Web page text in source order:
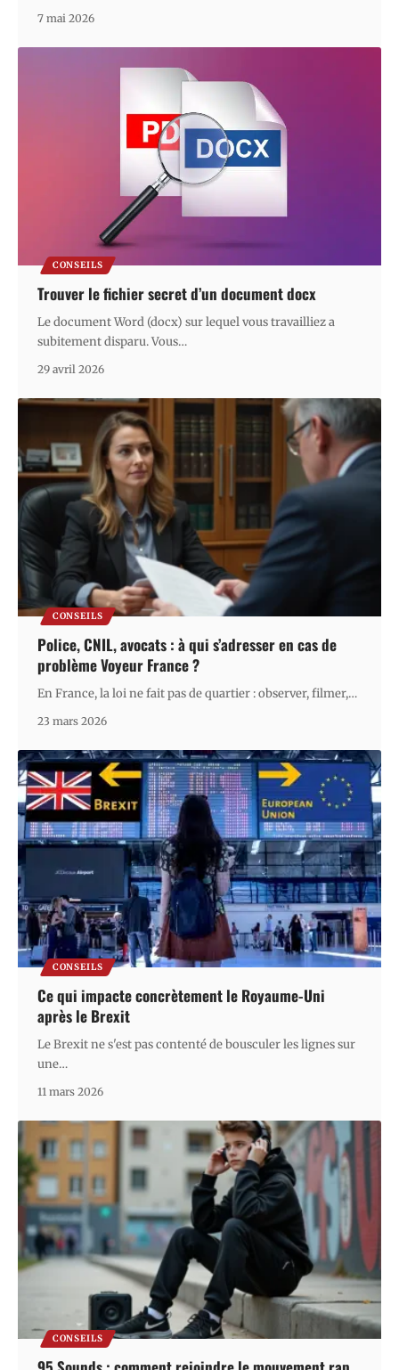
7 mai 2026
CONSEILS
Trouver le fichier secret d’un document docx
Le document Word (docx) sur lequel vous travailliez a
subitement disparu. Vous…
29 avril 2026
CONSEILS
Police, CNIL, avocats : à qui s’adresser en cas de
problème Voyeur France ?
En France, la loi ne fait pas de quartier : observer, filmer,…
23 mars 2026
CONSEILS
Ce qui impacte concrètement le Royaume-Uni
après le Brexit
Le Brexit ne s'est pas contenté de bousculer les lignes sur
une…
11 mars 2026
CONSEILS